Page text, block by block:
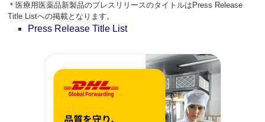
＊医療用医薬品新製品のプレスリリースのタイトルはPress Release
Title Listへの掲載となります。
Press Release Title List